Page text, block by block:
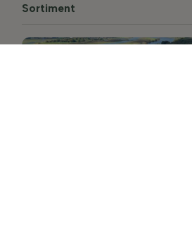
Sortiment